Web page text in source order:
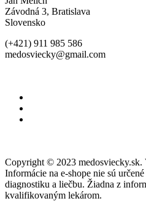
Závodná 3, Bratislava
Slovensko
(+421) 911 985 586
medosviecky@gmail.com
Copyright © 2023 medosviecky.sk.
Informácie na e-shope nie sú
diagnostiku a liečbu. Žiadna z
kvalifikovaným lekárom.